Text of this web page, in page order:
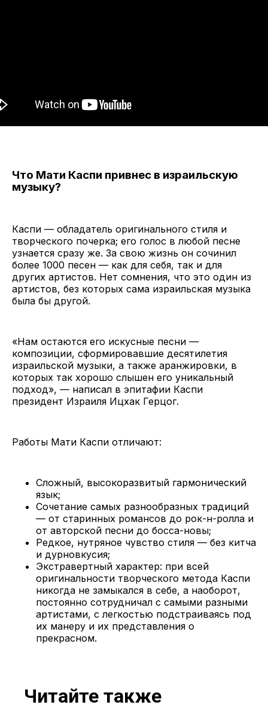
Что Мати Каспи привнес в израильскую
музыку?
Каспи — обладатель оригинального стиля и
творческого почерка; его голос в любой песне
узнается сразу же. За свою жизнь он сочинил
более 1000 песен — как для себя, так и для
других артистов. Нет сомнения, что это один из
артистов, без которых сама израильская музыка
была бы другой.
«Нам остаются его искусные песни —
композиции, сформировавшие десятилетия
израильской музыки, а также аранжировки, в
которых так хорошо слышен его уникальный
подход», — написал в эпитафии Каспи
президент Израиля Ицхак Герцог.
Работы Мати Каспи отличают:
Сложный, высокоразвитый гармонический
язык;
Сочетание самых разнообразных традиций
— от старинных романсов до рок-н-ролла и
от авторской песни до босса-новы;
Редкое, нутряное чувство стиля — без китча
и дурновкусия;
Экстравертный характер: при всей
оригинальности творческого метода Каспи
никогда не замыкался в себе, а наоборот,
постоянно сотрудничал с самыми разными
артистами, с легкостью подстраиваясь под
их манеру и их представления о
прекрасном.
Читайте также